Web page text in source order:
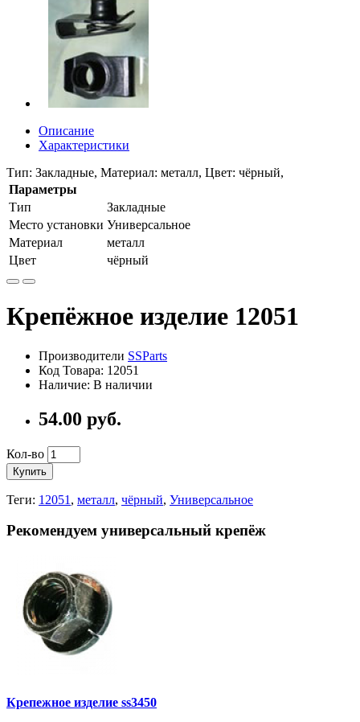
Описание
Характеристики
Тип: Закладные, Материал: металл, Цвет: чёрный,
Параметры
Тип
Закладные
Место установки Универсальное
Материал
металл
Цвет
чёрный
Крепёжное изделие 12051
Производители SSParts
Код Товара: 12051
Наличие: В наличии
54.00 руб.
Кол-во
Купить
Теги: 12051 , металл, чёрный, Универсальное
Рекомендуем универсальный крепёж
Крепежное изделие ss3450